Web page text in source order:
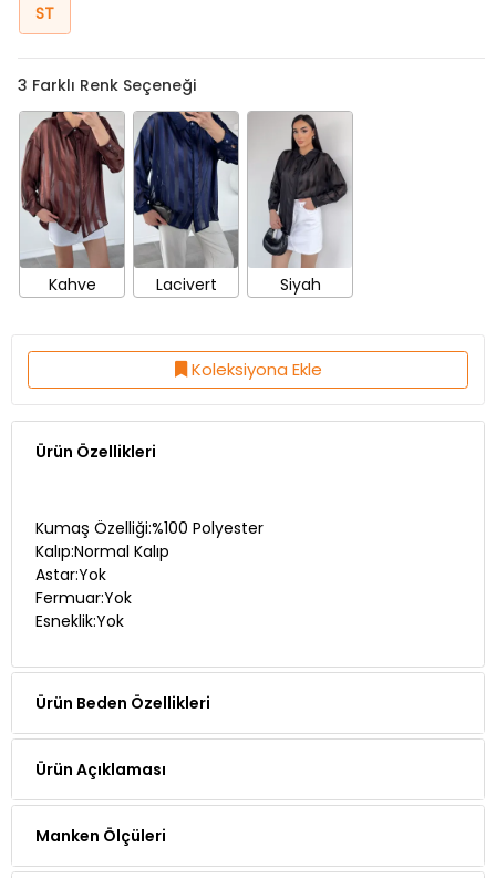
ST
3 Farklı Renk Seçeneği
Kahve Lacivert Siyah
Koleksiyona Ekle
Ürün Özellikleri
Kumaş Özelliği:%100 Polyester
Kalıp:Normal Kalıp
Astar:Yok
Fermuar:Yok
Esneklik:Yok
Ürün Beden Özellikleri
Ürün Açıklaması
Manken Ölçüleri